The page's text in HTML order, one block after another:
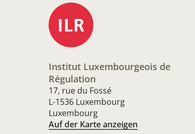
Institut Luxembourgeois de
Régulation
17, rue du Fossé
L-1536 Luxembourg
Luxembourg
Auf der Karte anzeigen